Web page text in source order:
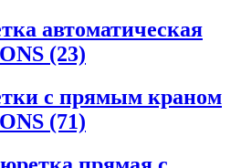
автоматическая
(23)
с прямым краном
(71)